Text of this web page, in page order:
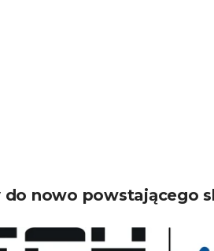
do nowo powstającego